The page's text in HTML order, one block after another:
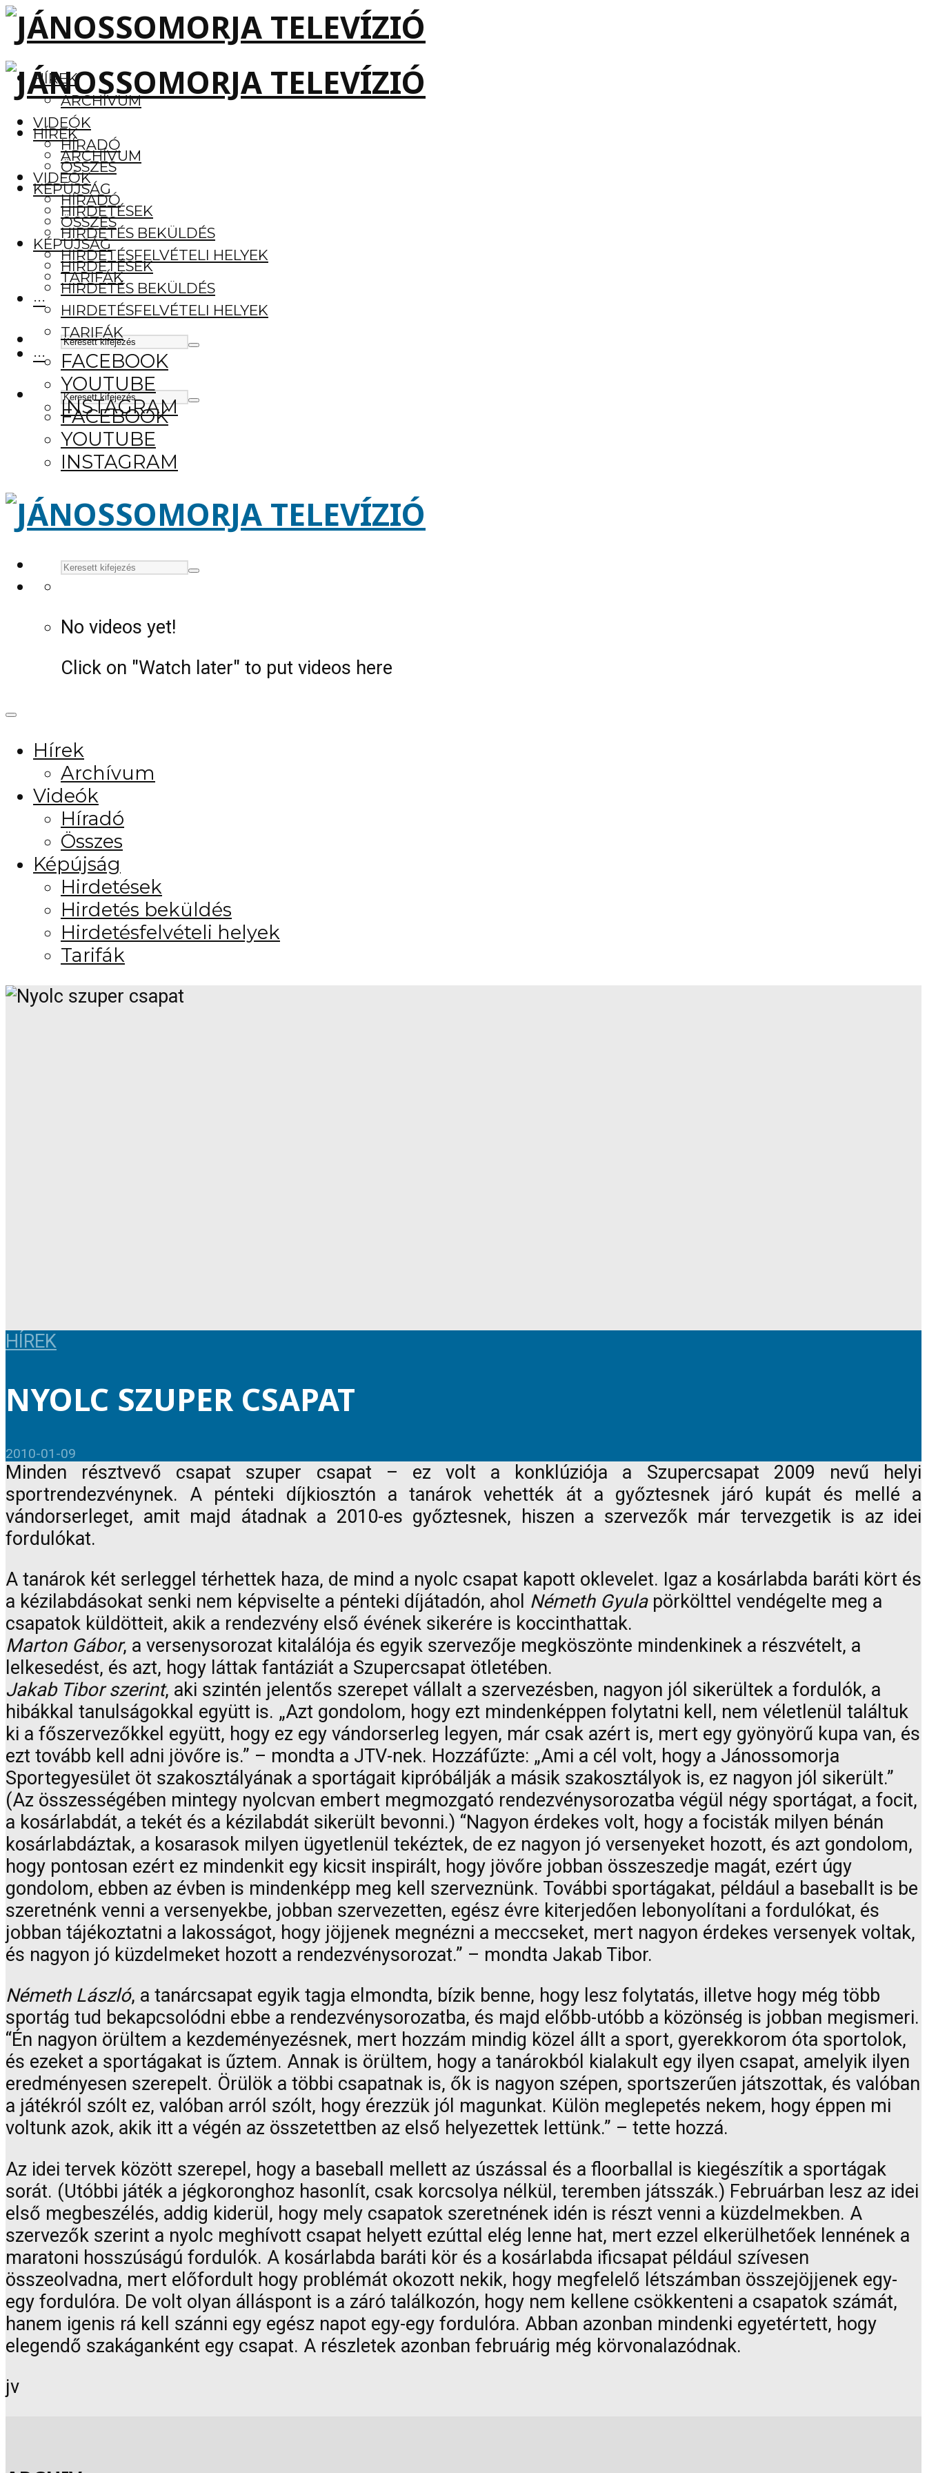
HÍREK
ARCHÍVUM
VIDEÓK
HÍRADÓ
ÖSSZES
KÉPÚJSÁG
HIRDETÉSEK
HIRDETÉS BEKÜLDÉS
HIRDETÉSFELVÉTELI HELYEK
TARIFÁK
···
FACEBOOK
YOUTUBE
INSTAGRAM
HÍREK
ARCHÍVUM
VIDEÓK
HÍRADÓ
ÖSSZES
KÉPÚJSÁG
HIRDETÉSEK
HIRDETÉS BEKÜLDÉS
HIRDETÉSFELVÉTELI HELYEK
TARIFÁK
···
FACEBOOK
YOUTUBE
INSTAGRAM
No videos yet!
Click on "Watch later" to put videos here
Hírek
Archívum
Videók
Híradó
Összes
Képújság
Hirdetések
Hirdetés beküldés
Hirdetésfelvételi helyek
Tarifák
HÍREK
NYOLC SZUPER CSAPAT
2010-01-09
Minden résztvevő csapat szuper csapat – ez volt a konklúziója a Szupercsapat 2009 nevű helyi
sportrendezvénynek. A pénteki díjkiosztón a tanárok vehették át a győztesnek járó kupát és mellé a
vándorserleget, amit majd átadnak a 2010-es győztesnek, hiszen a szervezők már tervezgetik is az idei
fordulókat.
A tanárok két serleggel térhettek haza, de mind a nyolc csapat kapott oklevelet. Igaz a kosárlabda baráti kört és
a kézilabdásokat senki nem képviselte a pénteki díjátadón, ahol Németh Gyulapörkölttel vendégelte meg a
csapatok küldötteit, akik a rendezvény első évének sikerére is koccinthattak.
Marton Gábor, a versenysorozat kitalálója és egyik szervezője megköszönte mindenkinek a részvételt, a
lelkesedést, és azt, hogy láttak fantáziát a Szupercsapat ötletében.
Jakab Tibor szerint, aki szintén jelentős szerepet vállalt a szervezésben, nagyon jól sikerültek a fordulók, a
hibákkal tanulságokkal együtt is. „Azt gondolom, hogy ezt mindenképpen folytatni kell, nem véletlenül találtuk
ki a főszervezőkkel együtt, hogy ez egy vándorserleg legyen, már csak azért is, mert egy gyönyörű kupa van, és
ezt tovább kell adni jövőre is.” – mondta a JTV-nek. Hozzáfűzte: „Ami a cél volt, hogy a Jánossomorja
Sportegyesület öt szakosztályának a sportágait kipróbálják a másik szakosztályok is, ez nagyon jól sikerült.”
(Az összességében mintegy nyolcvan embert megmozgató rendezvénysorozatba végül négy sportágat, a focit,
a kosárlabdát, a tekét és a kézilabdát sikerült bevonni.) “Nagyon érdekes volt, hogy a focisták milyen bénán
kosárlabdáztak, a kosarasok milyen ügyetlenül tekéztek, de ez nagyon jó versenyeket hozott, és azt gondolom,
hogy pontosan ezért ez mindenkit egy kicsit inspirált, hogy jövőre jobban összeszedje magát, ezért úgy
gondolom, ebben az évben is mindenképp meg kell szerveznünk. További sportágakat, például a baseballt is be
szeretnénk venni a versenyekbe, jobban szervezetten, egész évre kiterjedően lebonyolítani a fordulókat, és
jobban tájékoztatni a lakosságot, hogy jöjjenek megnézni a meccseket, mert nagyon érdekes versenyek voltak,
és nagyon jó küzdelmeket hozott a rendezvénysorozat.” – mondta Jakab Tibor.
Németh László, a tanárcsapat egyik tagja elmondta, bízik benne, hogy lesz folytatás, illetve hogy még több
sportág tud bekapcsolódni ebbe a rendezvénysorozatba, és majd előbb-utóbb a közönség is jobban megismeri.
“Én nagyon örültem a kezdeményezésnek, mert hozzám mindig közel állt a sport, gyerekkorom óta sportolok,
és ezeket a sportágakat is űztem. Annak is örültem, hogy a tanárokból kialakult egy ilyen csapat, amelyik ilyen
eredményesen szerepelt. Örülök a többi csapatnak is, ők is nagyon szépen, sportszerűen játszottak, és valóban
a játékról szólt ez, valóban arról szólt, hogy érezzük jól magunkat. Külön meglepetés nekem, hogy éppen mi
voltunk azok, akik itt a végén az összetettben az első helyezettek lettünk.” – tette hozzá.
Az idei tervek között szerepel, hogy a baseball mellett az úszással és a floorballal is kiegészítik a sportágak
sorát. (Utóbbi játék a jégkoronghoz hasonlít, csak korcsolya nélkül, teremben játsszák.) Februárban lesz az idei
első megbeszélés, addig kiderül, hogy mely csapatok szeretnének idén is részt venni a küzdelmekben. A
szervezők szerint a nyolc meghívott csapat helyett ezúttal elég lenne hat, mert ezzel elkerülhetőek lennének a
maratoni hosszúságú fordulók. A kosárlabda baráti kör és a kosárlabda ificsapat például szívesen
összeolvadna, mert előfordult hogy problémát okozott nekik, hogy megfelelő létszámban összejöjjenek egy-
egy fordulóra. De volt olyan álláspont is a záró találkozón, hogy nem kellene csökkenteni a csapatok számát,
hanem igenis rá kell szánni egy egész napot egy-egy fordulóra. Abban azonban mindenki egyetértett, hogy
elegendő szakáganként egy csapat. A részletek azonban februárig még körvonalazódnak.
jv